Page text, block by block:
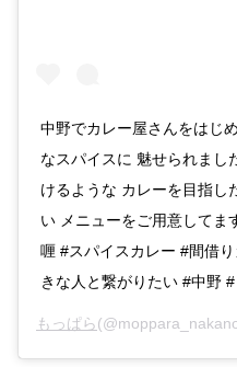
中野でカレー屋さんをはじ
なスパイスに 魅せられまし
けるような カレーを目指し
い メニューをご用意してま
喱 #スパイスカレー #間借
きな人と繋がりたい #中野
もっぱら